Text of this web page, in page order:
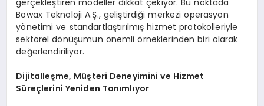
Bowax Teknoloji A.Ş., geliştirdiği merkezi operasyon
yönetimi ve standartlaştırılmış hizmet protokolleriyle
sektörel dönüşümün önemli örneklerinden biri olarak
değerlendiriliyor.
Dijitalleşme, Müşteri Deneyimini ve Hizmet
Süreçlerini Yeniden Tanımlıyor